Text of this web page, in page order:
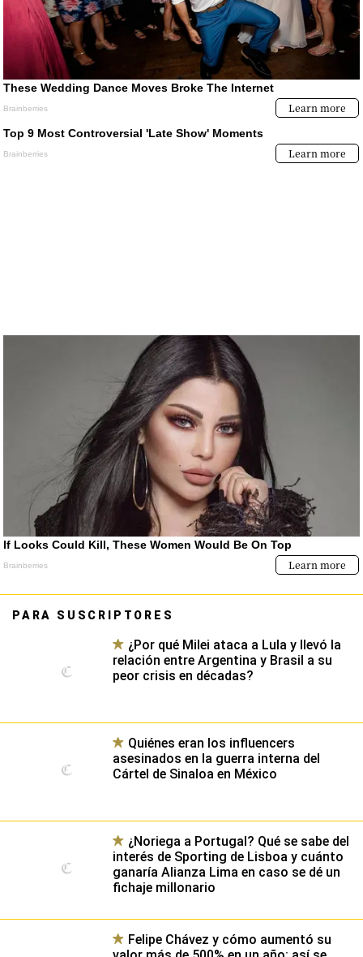
PARA SUSCRIPTORES
¿Por qué Milei ataca a Lula y llevó la
relación entre Argentina y Brasil a su
peor crisis en décadas?
Quiénes eran los influencers
asesinados en la guerra interna del
Cártel de Sinaloa en México
¿Noriega a Portugal? Qué se sabe del
interés de Sporting de Lisboa y cuánto
ganaría Alianza Lima en caso se dé un
fichaje millonario
Felipe Chávez y cómo aumentó su